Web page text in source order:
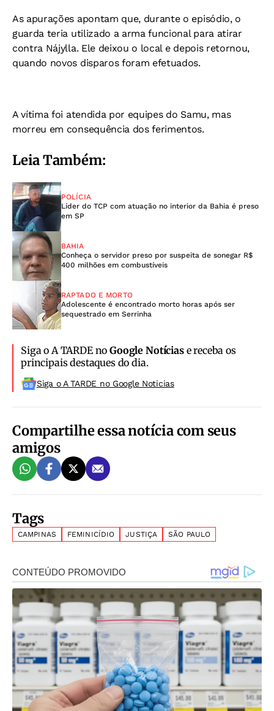
As apurações apontam que, durante o episódio, o
guarda teria utilizado a arma funcional para atirar
contra Nájylla. Ele deixou o local e depois retornou,
quando novos disparos foram efetuados.
A vítima foi atendida por equipes do Samu, mas
morreu em consequência dos ferimentos.
Leia Também:
POLÍCIA
Líder do TCP com atuação no interior da Bahia é preso
em SP
BAHIA
Conheça o servidor preso por suspeita de sonegar R$
400 milhões em combustíveis
RAPTADO E MORTO
Adolescente é encontrado morto horas após ser
sequestrado em Serrinha
Siga o A TARDE noGoogle Notíciase receba os
principais destaques do dia.
Siga o A TARDE no Google Noticias
Compartilhe essa notícia com seus
amigos
Tags
CAMPINAS FEMINICÍDIO JUSTIÇA SÃO PAULO